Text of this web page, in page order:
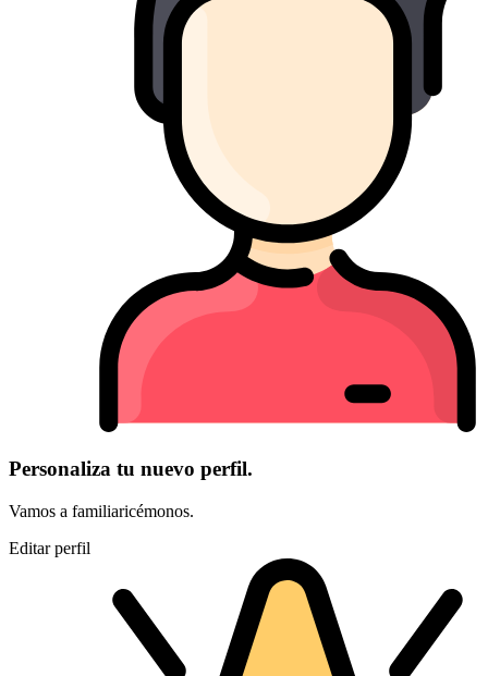
Personaliza tu nuevo perfil.
Vamos a familiaricémonos.
Editar perfil